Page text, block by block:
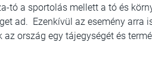
tó a sportolás mellett a tó és
ad. Ezenkívül az esemény arra
ország egy tájegységét és